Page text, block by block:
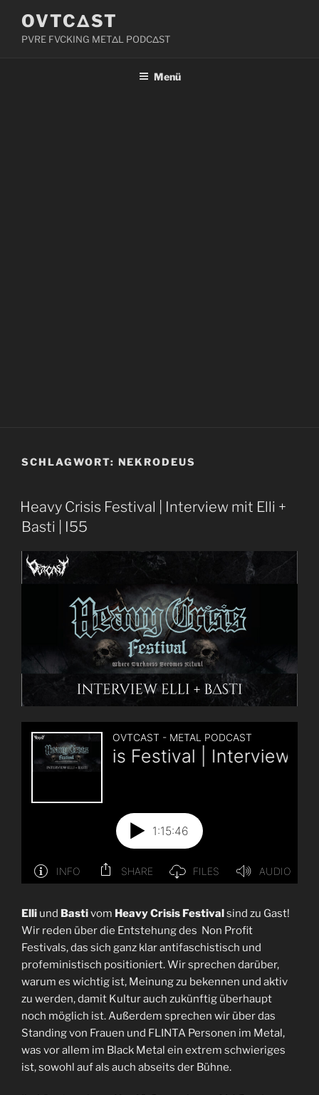
Inhalt
springen
OVTCΔST
PVRE FVCKING METΔL PODCΔST
Menü
SCHLAGWORT: NEKRODEUS
Heavy Crisis Festival | Interview mit Elli +
Basti | I55
Elli und Bastivom Heavy Crisis Festivalsind zu Gast!
Wir reden über die Entstehung des Non Profit
Festivals, das sich ganz klar antifaschistisch und
profeministisch positioniert. Wir sprechen darüber,
warum es wichtig ist, Meinung zu bekennen und aktiv
zu werden, damit Kultur auch zukünftig überhaupt
noch möglich ist. Außerdem sprechen wir über das
Standing von Frauen und FLINTA Personen im Metal,
was vor allem im Black Metal ein extrem schwieriges
ist, sowohl auf als auch abseits der Bühne.